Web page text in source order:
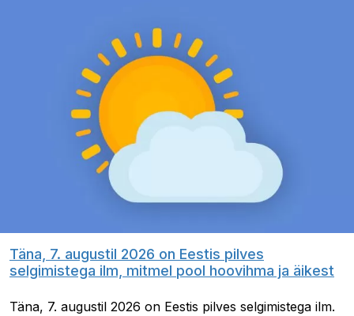
Täna, 7. augustil 2026 on Eestis pilves
selgimistega ilm, mitmel pool hoovihma ja äikest
Täna, 7. augustil 2026 on Eestis pilves selgimistega ilm.